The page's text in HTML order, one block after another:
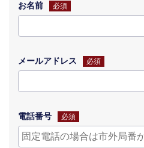
お名前 必須
メールアドレス 必須
電話番号 必須